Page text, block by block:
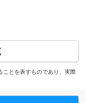
とを表すものであり、実際